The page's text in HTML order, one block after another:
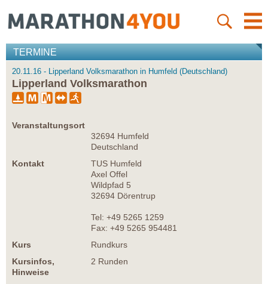
TERMINE
20.11.16 - Lipperland Volksmarathon in Humfeld (Deutschland)
Lipperland Volksmarathon
Veranstaltungsort
32694 Humfeld
Deutschland
Kontakt
TUS Humfeld
Axel Offel
Wildpfad 5
32694 Dörentrup
Tel: +49 5265 1259
Fax: +49 5265 954481
Kurs
Rundkurs
Kursinfos,
Hinweise
2 Runden